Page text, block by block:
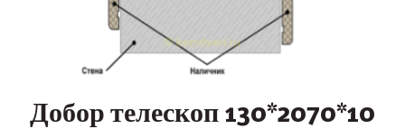
Добор телескоп 130*2070*10